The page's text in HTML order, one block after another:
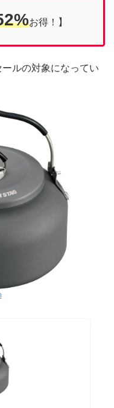
お得！】
ルの対象になってい